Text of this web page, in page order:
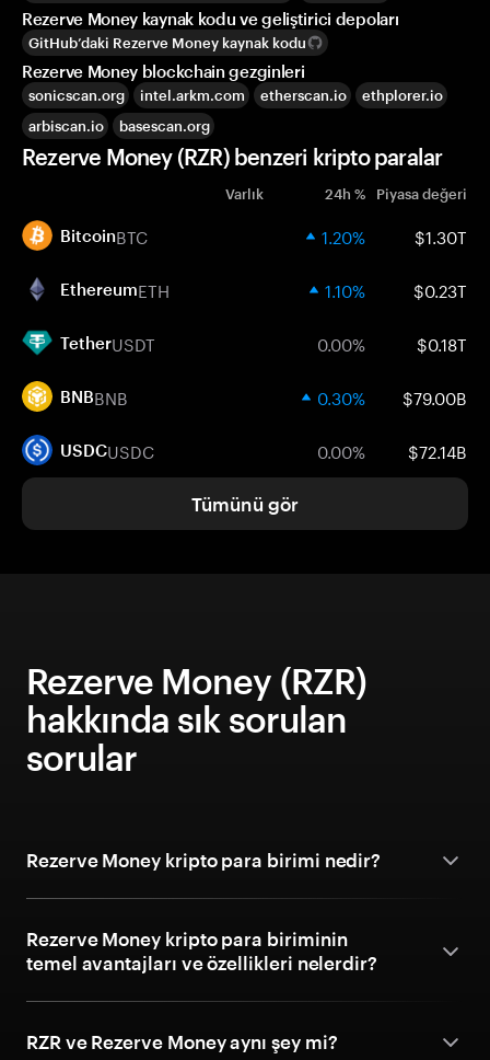
Rezerve Money kaynak kodu ve geliştirici depoları
GitHub’daki Rezerve Money kaynak kodu
Rezerve Money blockchain gezginleri
sonicscan.org intel.arkm.com etherscan.io
ethplorer.io
arbiscan.io
basescan.org
Rezerve Money (RZR) benzeri kripto paralar
Varlık 24h % Piyasa değeri
BitcoinBTC 1.20% $1.30T
EthereumETH 1.10% $0.23T
TetherUSDT 0.00% $0.18T
BNBBNB 0.30% $79.00B
USDCUSDC 0.00% $72.14B
Tümünü gör
Rezerve Money (RZR)
hakkında sık sorulan
sorular
Rezerve Money kripto para birimi nedir?
Rezerve Money kripto para biriminin
temel avantajları ve özellikleri nelerdir?
RZR ve Rezerve Money aynı şey mi?